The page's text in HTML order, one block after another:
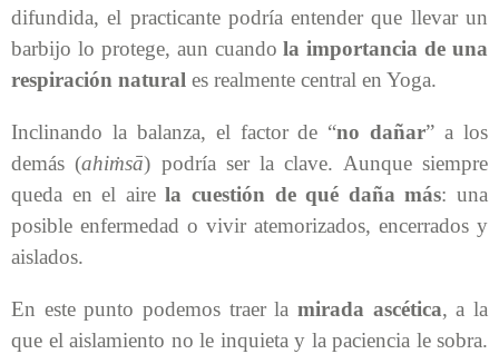
difundida, el practicante podría entender que llevar un
barbijo lo protege, aun cuandola importancia de una
respiración natural es realmente central en Yoga.
Inclinando la balanza, el factor de “no dañar” a los
demás (ahiṁsā) podría ser la clave. Aunque siempre
queda en el airela cuestión de qué daña más: una
posible enfermedad o vivir atemorizados, encerrados y
aislados.
En este punto podemos traer la mirada ascética, a la
que el aislamiento no le inquieta y la paciencia le sobra.